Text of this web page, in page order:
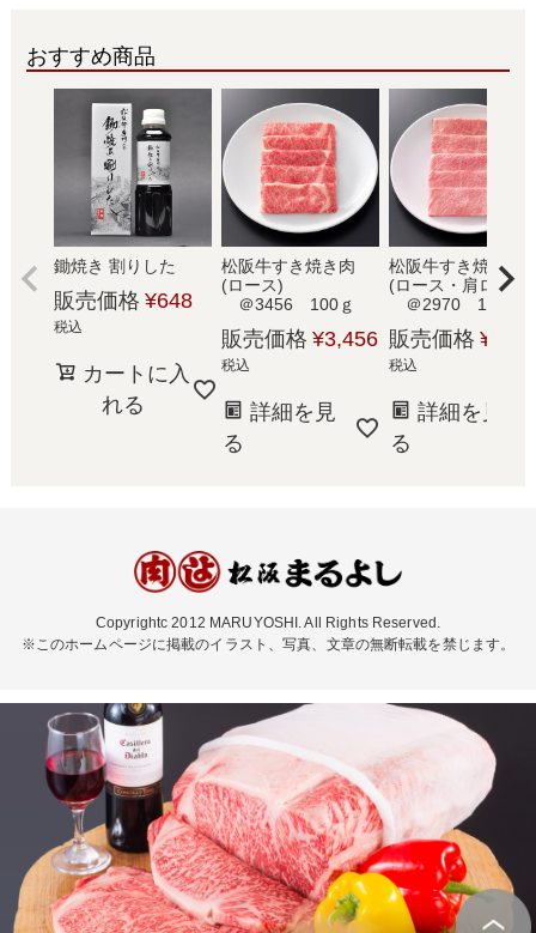
おすすめ商品
鋤焼き 割りした
販売価格 ¥648
税込
カートに入
れる
松阪牛すき焼き肉
(ロース)
＠3456 100ｇ
販売価格 ¥3,456
税込
詳細を見
る
松阪牛すき焼き肉
(ロース・肩ロース)
＠2970 100ｇ
販売価格 ¥
税込
詳細を見
る
Copyrightc 2012 MARUYOSHI. All Rights Reserved.
※このホームページに掲載のイラスト、写真、文章の無断転載を禁じます。